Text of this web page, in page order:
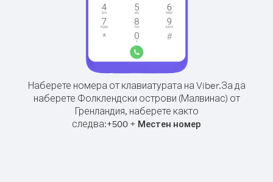
Наберете номера от клавиатурата на Viber.За да
наберете Фолклендски острови (Малвинас) от
Гренландия, наберете както
следва:+500 + Местен номер